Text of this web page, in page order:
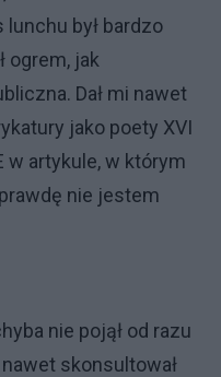
był bardzo
ogrem, jak
Dał mi nawet
jako poety XVI
w artykule, w którym
nie jestem
nie pojął od razu
skonsultował